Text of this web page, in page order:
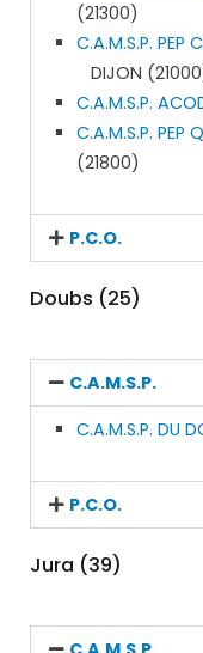
(21300)
C.A.M.S.P. PEP
DIJON
C.A.M.S.P.
C.A.M.S.P. PEP
(21800)
P.C.O.
Doubs (25)
C.A.M.S.P.
C.A.M.S.P. DU
P.C.O.
Jura (39)